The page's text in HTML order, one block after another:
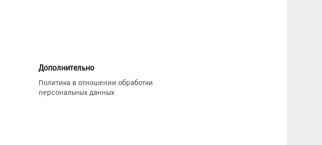
Дополнительно
Политика в отношении обработки
персональных данных